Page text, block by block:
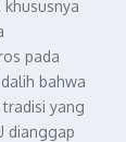
pada
bahwa
yang
dianggap